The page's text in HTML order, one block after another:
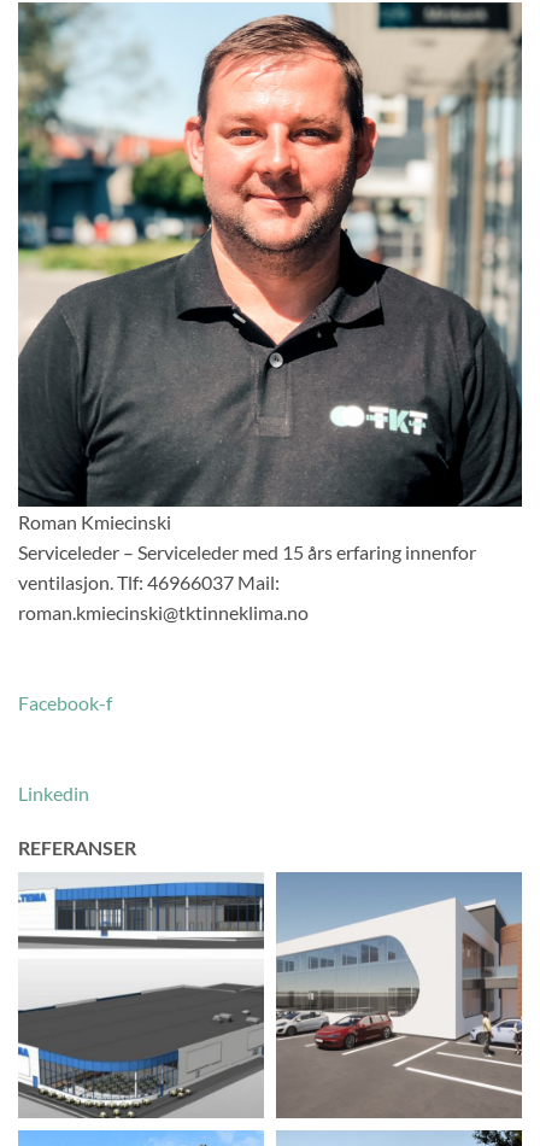
Roman Kmiecinski
Serviceleder – Serviceleder med 15 års erfaring innenfor
ventilasjon. Tlf: 46966037 Mail:
roman.kmiecinski@tktinneklima.no
Facebook-f
Linkedin
REFERANSER